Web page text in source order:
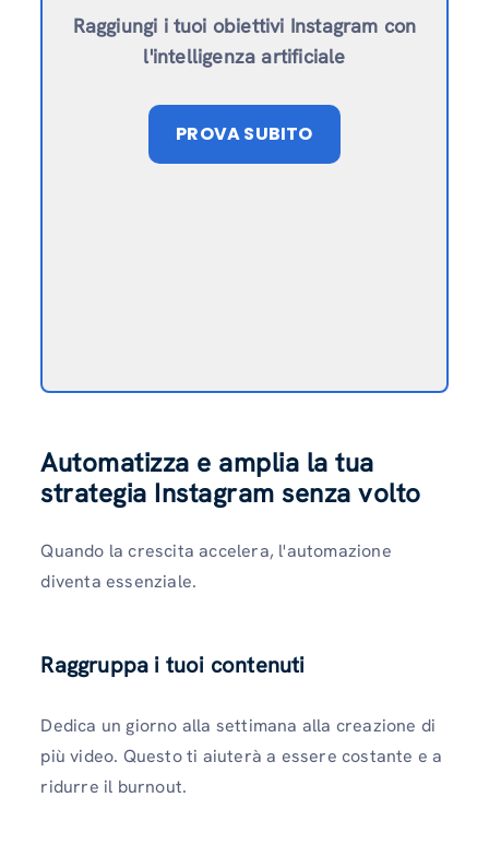
Raggiungi i tuoi obiettivi Instagram con
l'intelligenza artificiale
PROVA SUBITO
Automatizza e amplia la tua
strategia Instagram senza volto
Quando la crescita accelera, l'automazione
diventa essenziale.
Raggruppa i tuoi contenuti
Dedica un giorno alla settimana alla creazione di
più video. Questo ti aiuterà a essere costante e a
ridurre il burnout.